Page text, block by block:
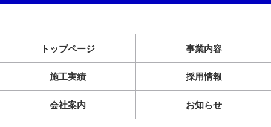
トップページ 事業内容
施工実績 採用情報
会社案内 お知らせ